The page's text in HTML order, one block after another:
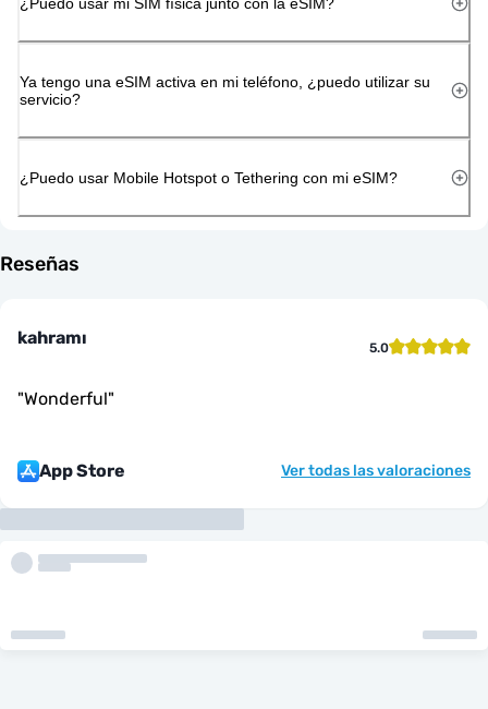
Ya tengo una eSIM activa en mi teléfono, ¿puedo utilizar su
servicio?
¿Puedo usar Mobile Hotspot o Tethering con mi eSIM?
Reseñas
kahramı 5.0
"Wonderful"
App Store Ver todas las valoraciones